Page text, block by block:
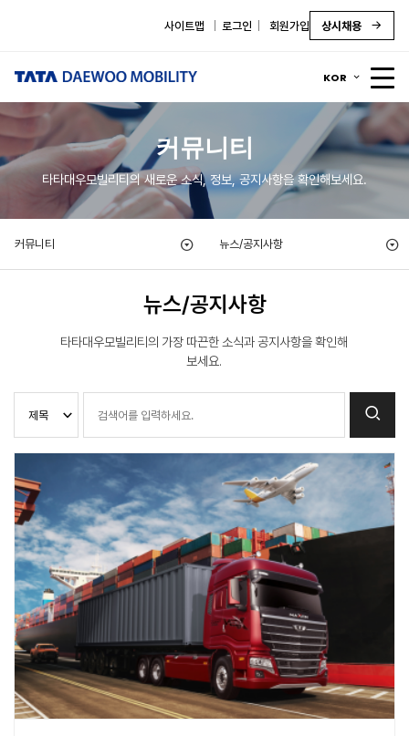
사이트맵 로그인 회원가입 상시채용
KOR
커뮤니티
타타대우모빌리티의 새로운 소식, 정보, 공지사항을 확인해보세요.
커뮤니티 뉴스/공지사항
뉴스/공지사항
타타대우모빌리티의 가장 따끈한 소식과 공지사항을 확인해
보세요.